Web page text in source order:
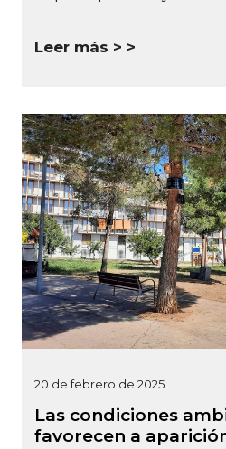
Leer más >
20 de febrero de 2025
Las condiciones
favorecen a